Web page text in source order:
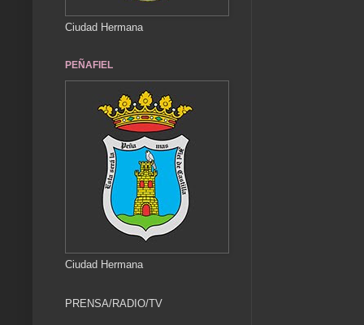
Ciudad Hermana
PEÑAFIEL
Ciudad Hermana
PRENSA/RADIO/TV